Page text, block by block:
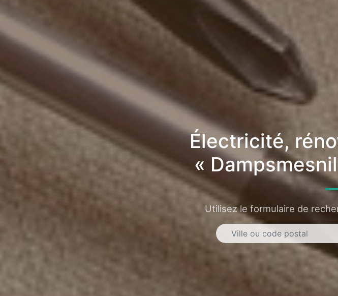
Électricité,
«
Utilisez le formulaire de